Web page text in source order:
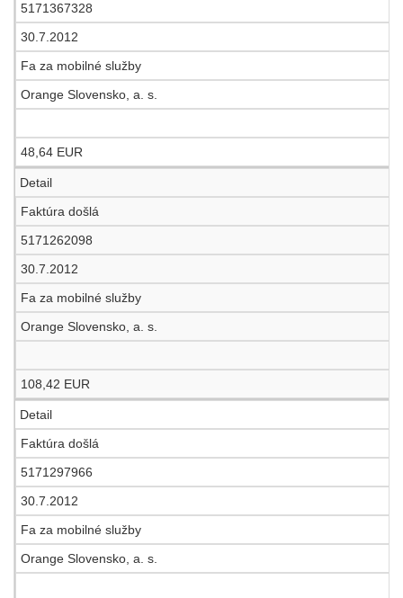
5171367328
30.7.2012
Fa za mobilné služby
Orange Slovensko, a. s.
48,64 EUR
Detail
Faktúra došlá
5171262098
30.7.2012
Fa za mobilné služby
Orange Slovensko, a. s.
108,42 EUR
Detail
Faktúra došlá
5171297966
30.7.2012
Fa za mobilné služby
Orange Slovensko, a. s.